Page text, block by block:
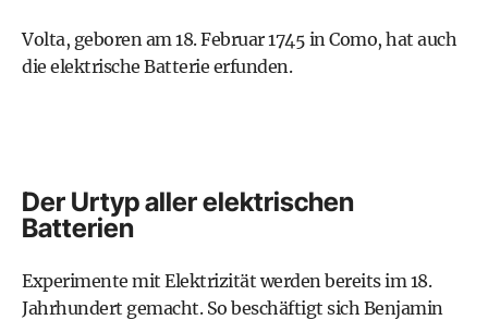
Volta, geboren am 18. Februar 1745 in Como, hat auch
die elektrische Batterie erfunden.
Der Urtyp aller elektrischen
Batterien
Experimente mit Elektrizität werden bereits im 18.
Jahrhundert gemacht. So beschäftigt sich Benjamin